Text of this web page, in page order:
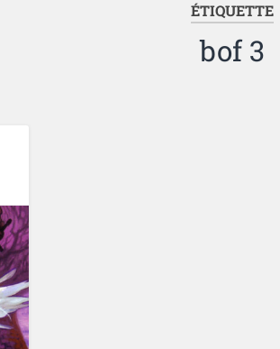
ÉTIQUETTE
bof 3